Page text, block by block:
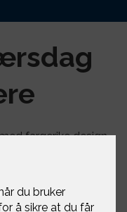
fargerike design
en regnværsdag